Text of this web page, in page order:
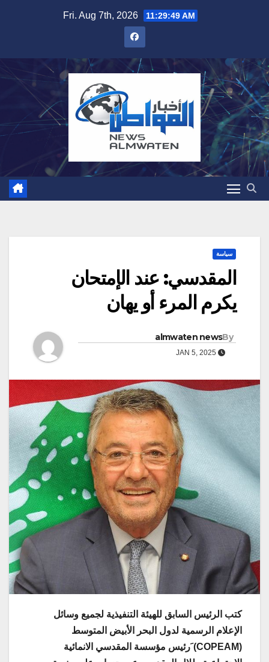
Fri. Aug 7th, 2026 11:29:50 AM
سياسة
المقدسي: عند الإمتحان
يكرم المرء أو يهان
By
almwaten news
كتب الرئيس السابق للهيئة التنفيذية لجميع وسائل
الإعلام الرسمية لدول البحر الأبيض المتوسط
(COPEAM) َرئيس مؤسسة المقدسي الانمائية